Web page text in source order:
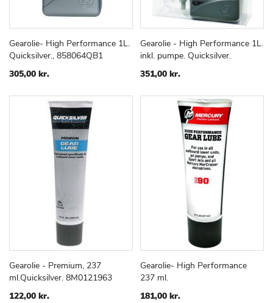
Læg i kurv
TILFØJ
TIL
SAMMENLIGN
Gearolie- High Performance 1L.
Quicksilver., 858064QB1
305,00 kr.
Læg i kurv
TILFØJ
TIL
Gearolie - High Performance 1L.
inkl. pumpe. Quicksilver.
351,00 kr.
Læg i kurv
TILFØJ
TIL
SAMMENLIGN
Gearolie - Premium, 237
ml.Quicksilver. 8M0121963
122,00 kr.
Læg i kurv
TILFØJ
Gearolie- High Performance
237 ml.
181,00 kr.